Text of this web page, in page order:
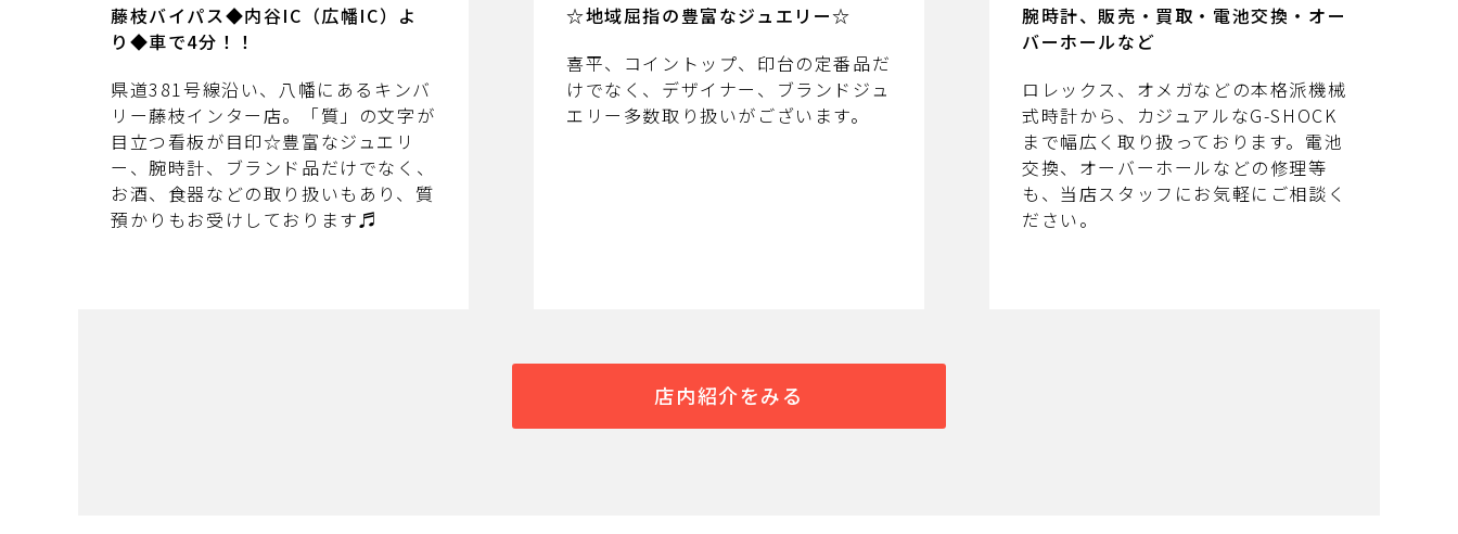
藤枝バイパス◆内谷IC（広幡IC）よ
り◆車で4分！！
県道381号線沿い、八幡にあるキンバ
リー藤枝インター店。「質」の文字が
目立つ看板が目印☆豊富なジュエリ
ー、腕時計、ブランド品だけでなく、
お酒、食器などの取り扱いもあり、質
預かりもお受けしております♬
☆地域屈指の豊富なジュエリー☆
喜平、コイントップ、印台の定番品だ
けでなく、デザイナー、ブランドジュ
エリー多数取り扱いがございます。
腕時計、販売・買取・電池交換・オー
バーホールなど
ロレックス、オメガなどの本格派機械
式時計から、カジュアルなG-SHOCK
まで幅広く取り扱っております。電池
交換、オーバーホールなどの修理等
も、当店スタッフにお気軽にご相談く
ださい。
店内紹介をみる